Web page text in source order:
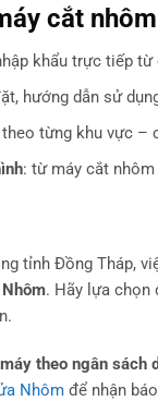
cắt
khẩu trực tiếp
hướng dẫn sử
theo từng khu vực –
: từ máy cắt
tỉnh Đồng Tháp,
. Hãy lựa chọn
theo ngân
Nhôm để nhận